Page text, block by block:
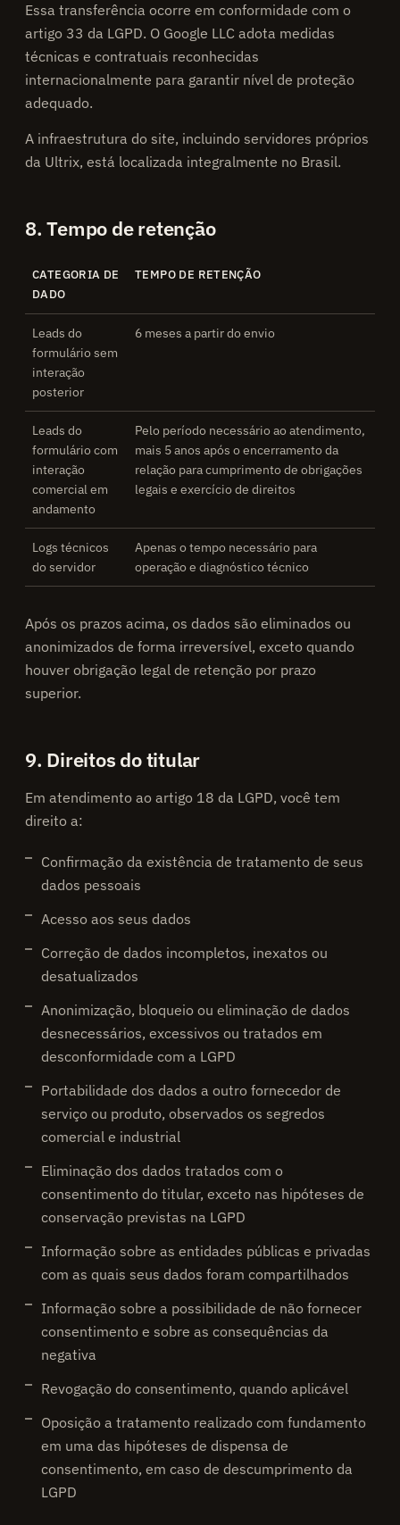
Essa transferência ocorre em conformidade com o
artigo 33 da LGPD. O Google LLC adota medidas
técnicas e contratuais reconhecidas
internacionalmente para garantir nível de proteção
adequado.
A infraestrutura do site, incluindo servidores próprios
da Ultrix, está localizada integralmente no Brasil.
8. Tempo de retenção
CATEGORIA DE
DADO
TEMPO DE RETENÇÃO
Leads do
formulário sem
interação
posterior
6 meses a partir do envio
Leads do
formulário com
interação
comercial em
andamento
Pelo período necessário ao atendimento,
mais 5 anos após o encerramento da
relação para cumprimento de obrigações
legais e exercício de direitos
Logs técnicos
do servidor
Apenas o tempo necessário para
operação e diagnóstico técnico
Após os prazos acima, os dados são eliminados ou
anonimizados de forma irreversível, exceto quando
houver obrigação legal de retenção por prazo
superior.
9. Direitos do titular
Em atendimento ao artigo 18 da LGPD, você tem
direito a:
Confirmação da existência de tratamento de seus
dados pessoais
Acesso aos seus dados
Correção de dados incompletos, inexatos ou
desatualizados
Anonimização, bloqueio ou eliminação de dados
desnecessários, excessivos ou tratados em
desconformidade com a LGPD
Portabilidade dos dados a outro fornecedor de
serviço ou produto, observados os segredos
comercial e industrial
Eliminação dos dados tratados com o
consentimento do titular, exceto nas hipóteses de
conservação previstas na LGPD
Informação sobre as entidades públicas e privadas
com as quais seus dados foram compartilhados
Informação sobre a possibilidade de não fornecer
consentimento e sobre as consequências da
negativa
Revogação do consentimento, quando aplicável
Oposição a tratamento realizado com fundamento
em uma das hipóteses de dispensa de
consentimento, em caso de descumprimento da
LGPD